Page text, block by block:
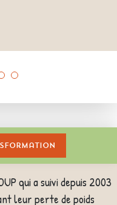
qui a suivi depuis 2003
leur perte de poids